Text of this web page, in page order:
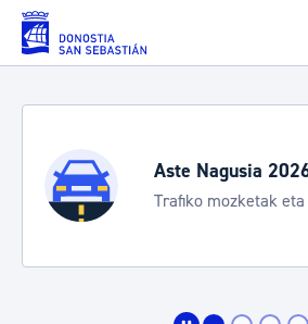
Eduki nagusira joan
Aste Nagusia
Trafiko mozketak